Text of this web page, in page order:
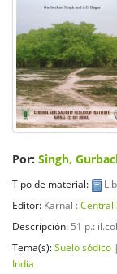
Por: Singh,
Tipo de material:
Editor: Karnal :Central
Descripción: 51 p.:
Tema(s):Suelo sódico |
India